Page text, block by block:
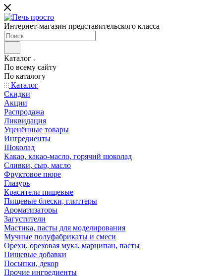
Интернет-магазин представительского класса
Каталог
По всему сайту
По каталогу
Каталог
Скидки
Акции
Распродажа
Ликвидация
Уценённые товары
Ингредиенты
Шоколад
Какао, какао-масло, горячий шоколад
Сливки, сыр, масло
Фруктовое пюре
Глазурь
Красители пищевые
Пищевые блески, глиттеры
Ароматизаторы
Загустители
Мастика, пасты для моделирования
Мучные полуфабрикаты и смеси
Орехи, ореховая мука, марципан, пасты
Пищевые добавки
Посыпки, декор
Прочие ингредиенты